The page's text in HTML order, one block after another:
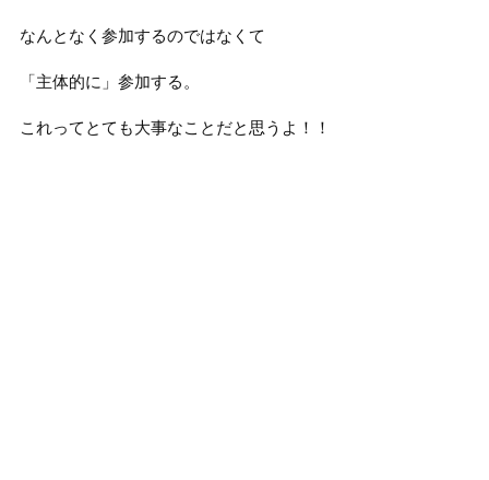
なんとなく参加するのではなくて
「主体的に」参加する。
これってとても大事なことだと思うよ！！